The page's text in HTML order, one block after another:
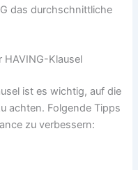
das durchschnittliche
Klausel
ist es wichtig, auf die
achten. Folgende Tipps
zu verbessern: